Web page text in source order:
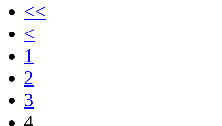
<<
<
1
2
3